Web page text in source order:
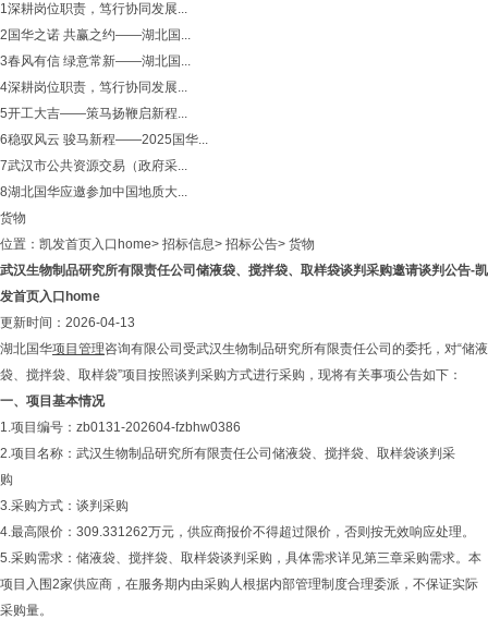
1深耕岗位职责，笃行协同发展...
2 国华之诺 共赢之约——湖北国...
3春风有信 绿意常新——湖北国...
4深耕岗位职责，笃行协同发展...
5开工大吉——策马扬鞭启新程...
6稳驭风云 骏马新程——2025国华...
7武汉市公共资源交易（政府采...
8湖北国华应邀参加中国地质大...
货物
位置： 凯发首页入口home> 招标信息> 招标公告> 货物
武汉生物制品研究所有限责任公司储液袋、搅拌袋、取样袋谈判采购邀请谈判公告-凯
发首页入口home
更新时间：2026-04-13
湖北国华项目管理咨询有限公司受武汉生物制品研究所有限责任公司的委托，对“储液
袋、搅拌袋、取样袋”项目按照谈判采购方式进行采购，现将有关事项公告如下：
一、项目基本情况
1.项目编号：zb0131-202604-fzbhw0386
2.项目名称：武汉生物制品研究所有限责任公司储液袋、搅拌袋、取样袋谈判采
购
3.采购方式：谈判采购
4.最高限价：309.331262万元，供应商报价不得超过限价，否则按无效响应处理。
5.采购需求：储液袋、搅拌袋、取样袋谈判采购，具体需求详见第三章采购需求。本
项目入围2家供应商，在服务期内由采购人根据内部管理制度合理委派，不保证实际
采购量。